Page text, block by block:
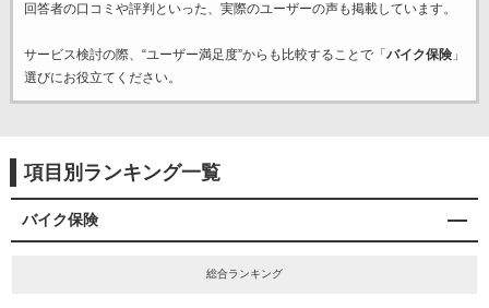
回答者の口コミや評判といった、実際のユーザーの声も掲載しています。
サービス検討の際、“ユーザー満足度”からも比較することで「 バイク保険」
選びにお役立てください。
項目別ランキング一覧
バイク保険
総合ランキング